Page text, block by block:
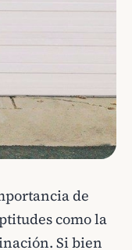
de
como la
Si bien